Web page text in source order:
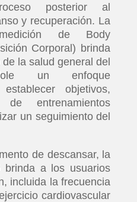
posterior al
y recuperación. La
de Body
Corporal) brinda
la salud general del
un enfoque
objetivos,
entrenamientos
un seguimiento del
de descansar, la
brinda a los usuarios
incluida la frecuencia
cardiovascular